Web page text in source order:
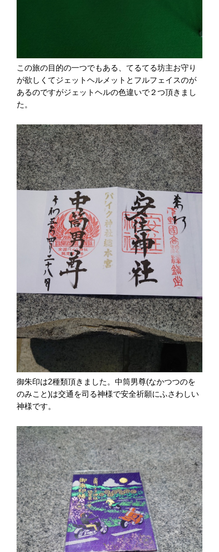
この旅の目的の一つでもある、てるてる坊主お守り
が欲しくてジェットヘルメットとフルフェイスのが
あるのですがジェットヘルの色違いで２つ頂きまし
た。
御朱印は2種類頂きました。中筒男尊(なかつつのを
のみこと)は交通を司る神様で安全祈願にふさわしい
神様です。